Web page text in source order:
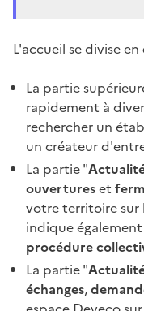
L'accueil se divise en
La partie
rapidement à
rechercher un
un créateur
La partie "
ouvertureset
votre territoire sur
indique
procédure
La partie "
échanges,